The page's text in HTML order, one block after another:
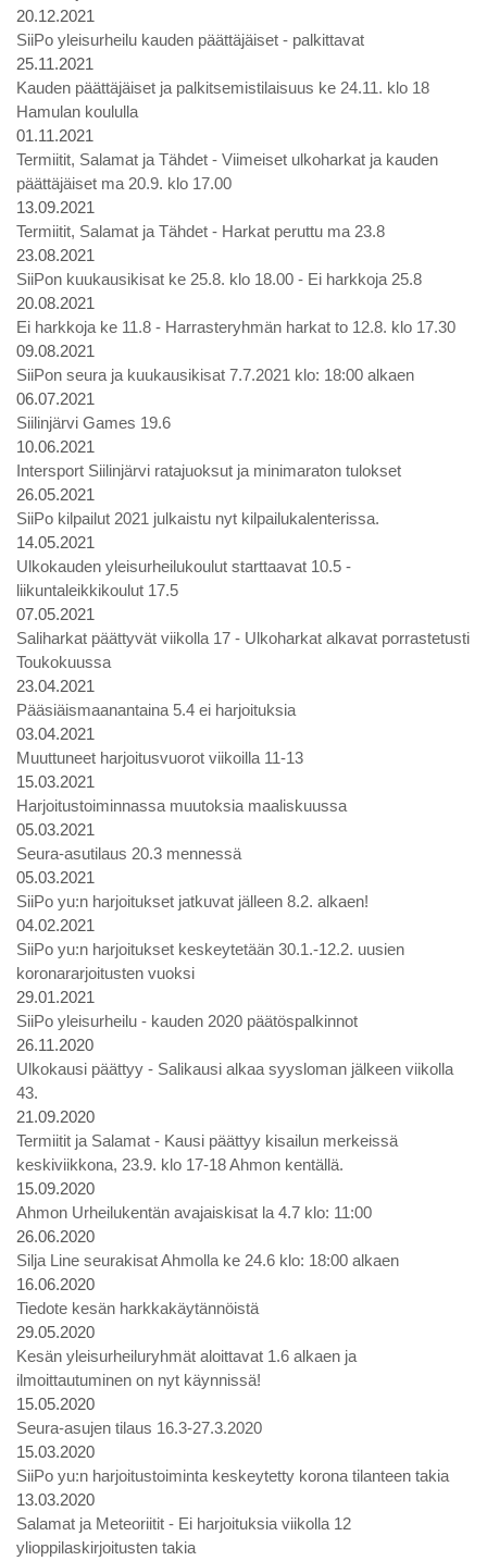
20.12.2021
SiiPo yleisurheilu kauden päättäjäiset - palkittavat
25.11.2021
Kauden päättäjäiset ja palkitsemistilaisuus ke 24.11. klo 18
Hamulan koululla
01.11.2021
Termiitit, Salamat ja Tähdet - Viimeiset ulkoharkat ja kauden
päättäjäiset ma 20.9. klo 17.00
13.09.2021
Termiitit, Salamat ja Tähdet - Harkat peruttu ma 23.8
23.08.2021
SiiPon kuukausikisat ke 25.8. klo 18.00 - Ei harkkoja 25.8
20.08.2021
Ei harkkoja ke 11.8 - Harrasteryhmän harkat to 12.8. klo 17.30
09.08.2021
SiiPon seura ja kuukausikisat 7.7.2021 klo: 18:00 alkaen
06.07.2021
Siilinjärvi Games 19.6
10.06.2021
Intersport Siilinjärvi ratajuoksut ja minimaraton tulokset
26.05.2021
SiiPo kilpailut 2021 julkaistu nyt kilpailukalenterissa.
14.05.2021
Ulkokauden yleisurheilukoulut starttaavat 10.5 -
liikuntaleikkikoulut 17.5
07.05.2021
Saliharkat päättyvät viikolla 17 - Ulkoharkat alkavat porrastetusti
Toukokuussa
23.04.2021
Pääsiäismaanantaina 5.4 ei harjoituksia
03.04.2021
Muuttuneet harjoitusvuorot viikoilla 11-13
15.03.2021
Harjoitustoiminnassa muutoksia maaliskuussa
05.03.2021
Seura-asutilaus 20.3 mennessä
05.03.2021
SiiPo yu:n harjoitukset jatkuvat jälleen 8.2. alkaen!
04.02.2021
SiiPo yu:n harjoitukset keskeytetään 30.1.-12.2. uusien
koronararjoitusten vuoksi
29.01.2021
SiiPo yleisurheilu - kauden 2020 päätöspalkinnot
26.11.2020
Ulkokausi päättyy - Salikausi alkaa syysloman jälkeen viikolla
43.
21.09.2020
Termiitit ja Salamat - Kausi päättyy kisailun merkeissä
keskiviikkona, 23.9. klo 17-18 Ahmon kentällä.
15.09.2020
Ahmon Urheilukentän avajaiskisat la 4.7 klo: 11:00
26.06.2020
Silja Line seurakisat Ahmolla ke 24.6 klo: 18:00 alkaen
16.06.2020
Tiedote kesän harkkakäytännöistä
29.05.2020
Kesän yleisurheiluryhmät aloittavat 1.6 alkaen ja
ilmoittautuminen on nyt käynnissä!
15.05.2020
Seura-asujen tilaus 16.3-27.3.2020
15.03.2020
SiiPo yu:n harjoitustoiminta keskeytetty korona tilanteen takia
13.03.2020
Salamat ja Meteoriitit - Ei harjoituksia viikolla 12
ylioppilaskirjoitusten takia